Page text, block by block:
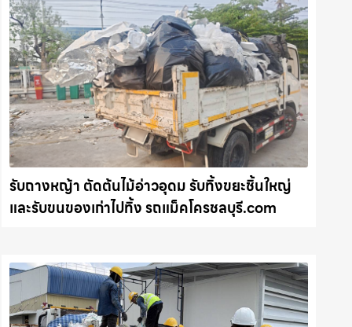
รับถางหญ้า ตัดต้นไม้อ่าวอุดม รับทิ้งขยะชิ้นใหญ่
และรับขนของเก่าไปทิ้ง รถแม็คโครชลบุรี.com